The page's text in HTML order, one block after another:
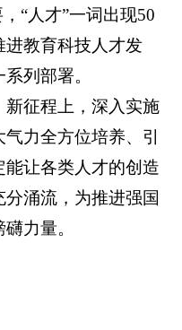
“人才”一词出现50
教育科技人才发
列部署。
征程上，深入实施
力全方位培养、引
让各类人才的创造
涌流，为推进强国
力量。